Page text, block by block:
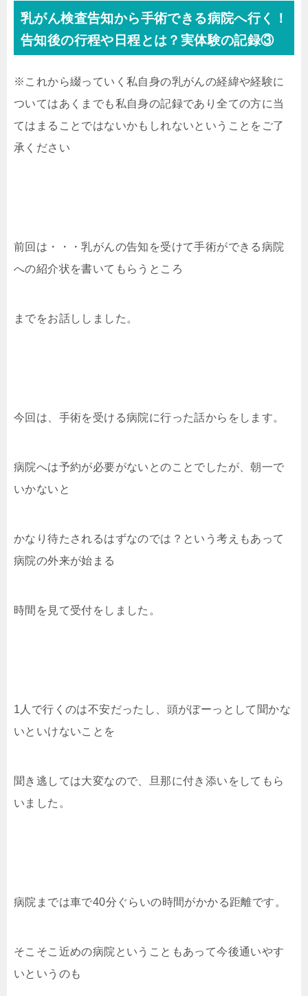
乳がん検査告知から手術できる病院へ行く！
告知後の行程や日程とは？実体験の記録③
※これから綴っていく私自身の乳がんの経緯や経験に
ついてはあくまでも私自身の記録であり全ての方に当
てはまることではないかもしれないということをご了
承ください
前回は・・・乳がんの告知を受けて手術ができる病院
への紹介状を書いてもらうところ
までをお話ししました。
今回は、手術を受ける病院に行った話からをします。
病院へは予約が必要がないとのことでしたが、朝一で
いかないと
かなり待たされるはずなのでは？という考えもあって
病院の外来が始まる
時間を見て受付をしました。
1人で行くのは不安だったし、頭がぼーっとして聞かな
いといけないことを
聞き逃しては大変なので、旦那に付き添いをしてもら
いました。
病院までは車で40分ぐらいの時間がかかる距離です。
そこそこ近めの病院ということもあって今後通いやす
いというのも